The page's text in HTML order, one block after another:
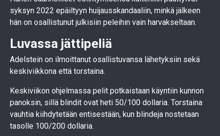
syksyn 2022 epäiltyyn huijausskandaaliin, minkä jälkeen
hän on osallistunut julkisiin peleihin vain harvakseltaan.
Luvassa jättipeliä
Adelstein on ilmoittanut osallistuvansa lähetyksiin sekä
keskiviikkona että torstaina.
Keskiviikon ohjelmassa pelit potkaistaan käyntiin kunnon
panoksin, sillä blindit ovat heti 50/100 dollaria. Torstaina
vauhtia kiihdytetään entisestään, kun blindeja nostetaan
tasolle 100/200 dollaria.